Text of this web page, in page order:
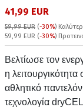
41,99 EUR
59,99 EUR (-30%)
59,99 EUR (-30%)
Βελτίωσε τον
η
αθλητικό
τεχνολογία